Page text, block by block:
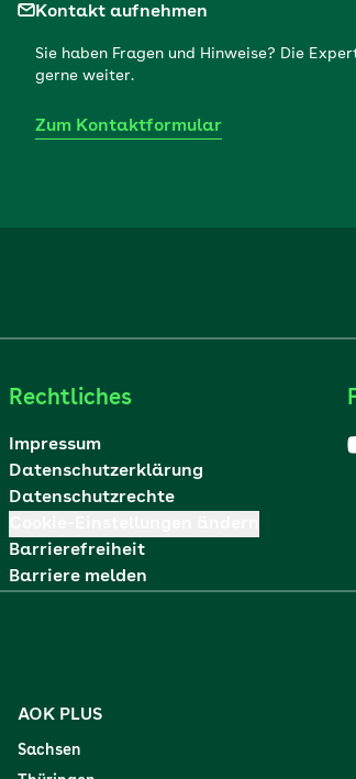
Kontakt aufnehmen
Sie haben Fragen und Hinweise? Die
gerne weiter.
Zum Kontaktformular
Rechtliches
Impressum
Datenschutzerklärung
Datenschutzrechte
Barrierefreiheit
Barriere melden
AOK PLUS
Sachsen